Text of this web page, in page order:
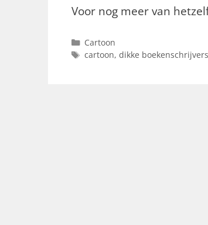
Voor nog meer van
Categorieën
Cartoon
Tags
cartoon, dikke boekenschrijvers